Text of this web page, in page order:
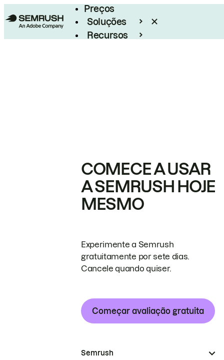
Preços
Soluções
Recursos
COMECE A USAR
A SEMRUSH HOJE
MESMO
Experimente a Semrush
gratuitamente por sete dias.
Cancele quando quiser.
Começar avaliação gratuita
Semrush